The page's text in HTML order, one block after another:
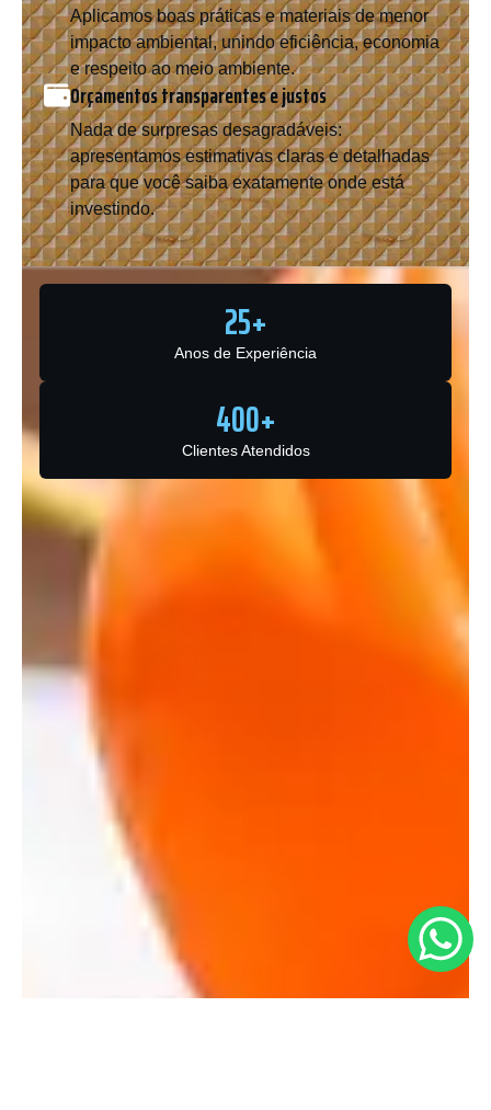
Aplicamos boas práticas e materiais de menor
impacto ambiental, unindo eficiência, economia
e respeito ao meio ambiente.
Orçamentos transparentes e justos
Nada de surpresas desagradáveis:
apresentamos estimativas claras e detalhadas
para que você saiba exatamente onde está
investindo.
Anos de Experiência
25+
Clientes Atendidos
400+